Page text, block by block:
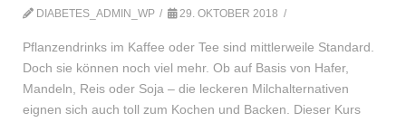
DIABETES_ADMIN_WP 29. OKTOBER 2018
Pflanzendrinks im Kaffee oder Tee sind mittlerweile Standard.
Doch sie können noch viel mehr. Ob auf Basis von Hafer,
Mandeln, Reis oder Soja – die leckeren Milchalternativen
eignen sich auch toll zum Kochen und Backen. Dieser Kurs